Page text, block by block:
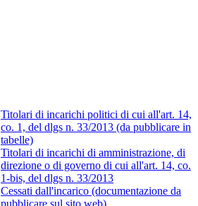
Titolari di incarichi politici di cui all'art. 14,
co. 1, del dlgs n. 33/2013 (da pubblicare in
tabelle)
Titolari di incarichi di amministrazione, di
direzione o di governo di cui all'art. 14, co.
1-bis, del dlgs n. 33/2013
Cessati dall'incarico (documentazione da